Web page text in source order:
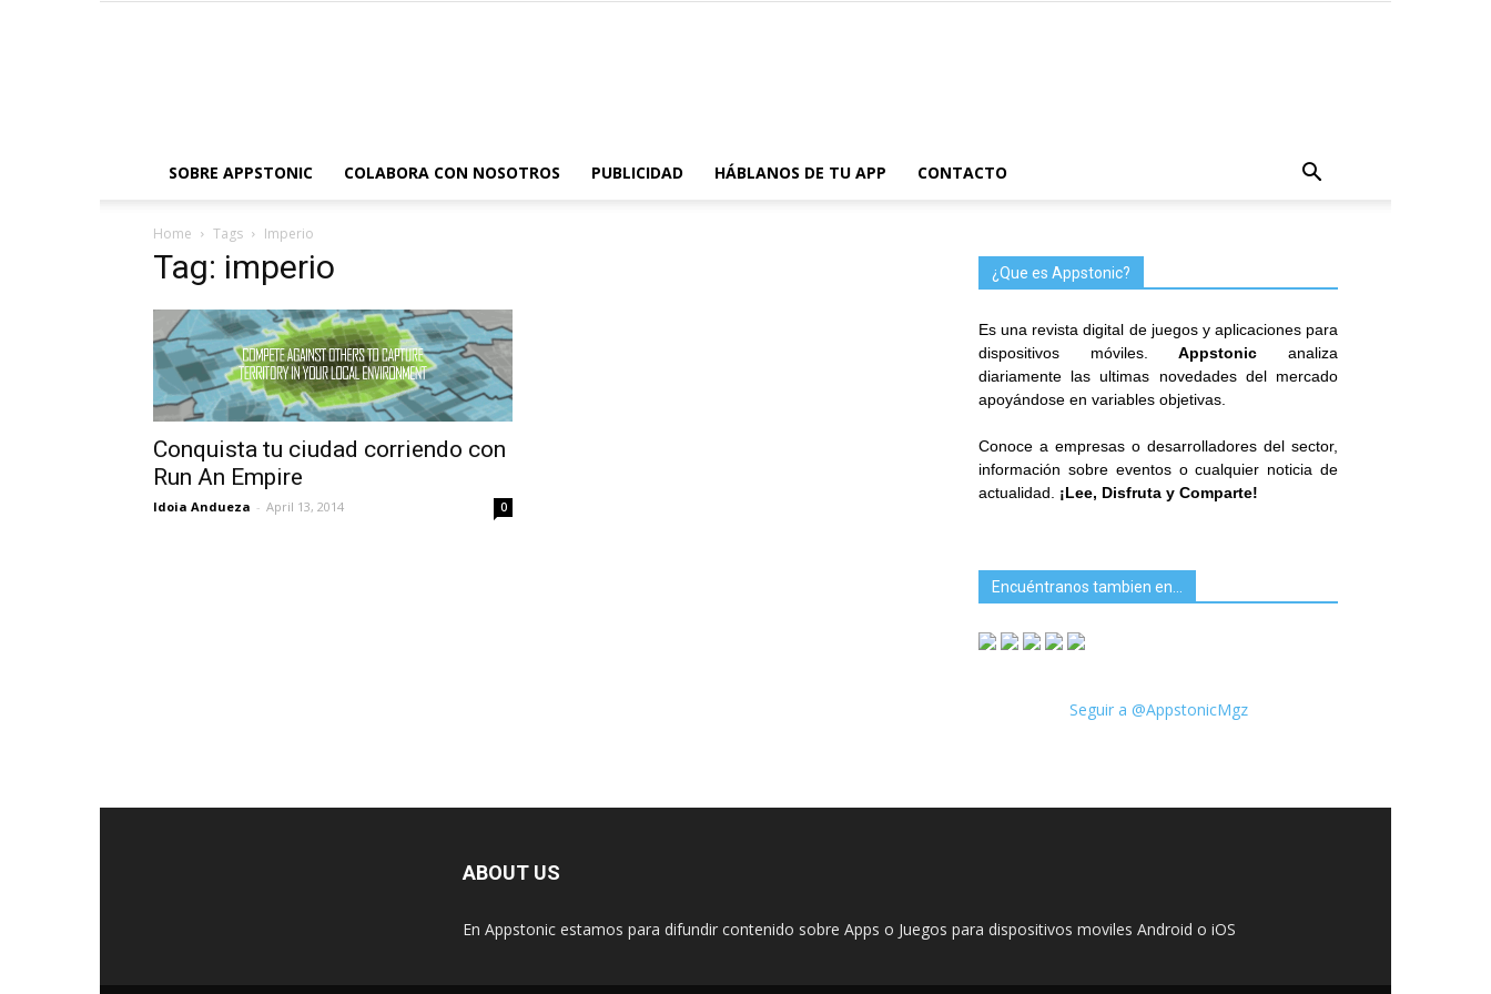
SOBRE APPSTONIC COLABORA CON NOSOTROS PUBLICIDAD HÁBLANOS DE TU APP CONTACTO
Home Tags Imperio
Tag: imperio
Conquista tu ciudad corriendo con
Run An Empire
Idoia Andueza - April 13, 2014 0
¿Que es Appstonic?
Es una revista digital de juegos y aplicaciones para
dispositivos móviles.Appstonic analiza
diariamente las ultimas novedades del mercado
apoyándose en variables objetivas.
Conoce a empresas o desarrolladores del sector,
información sobre eventos o cualquier noticia de
actualidad. ¡Lee, Disfruta y Comparte!
Encuéntranos tambien en…
Seguir a @AppstonicMgz
ABOUT US
En Appstonic estamos para difundir contenido sobre Apps o Juegos para dispositivos moviles Android o iOS